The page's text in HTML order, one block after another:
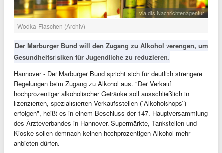
via dts Nachrichtenagentur
Wodka-Flaschen (Archiv)
Der Marburger Bund will den Zugang zu Alkohol verengen, um
Gesundheitsrisiken für Jugendliche zu reduzieren.
Hannover - Der Marburger Bund spricht sich für deutlich strengere
Regelungen beim Zugang zu Alkohol aus. "Der Verkauf
hochprozentiger alkoholischer Getränke soll ausschließlich in
lizenzierten, spezialisierten Verkaufsstellen (`Alkoholshops`)
erfolgen", heißt es in einem Beschluss der 147. Hauptversammlung
des Ärzteverbandes in Hannover. Supermärkte, Tankstellen und
Kioske sollen demnach keinen hochprozentigen Alkohol mehr
anbieten dürfen.